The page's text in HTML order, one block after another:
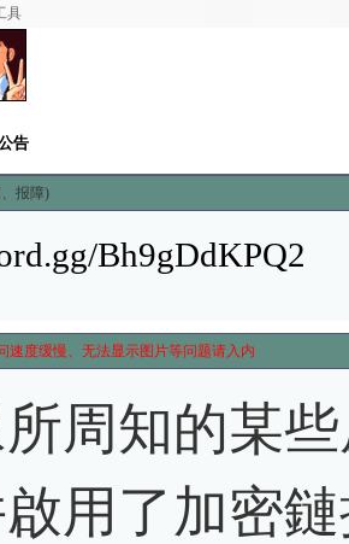
具
告
报障)
Bh9gDdKPQ2
速度缓慢、无法显示图片等问题请入内
周知的某
用了加密